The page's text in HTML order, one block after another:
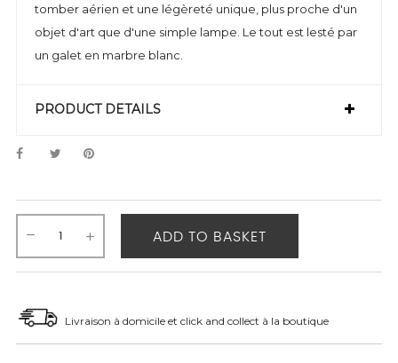
tomber aérien et une légèreté unique, plus proche d'un
objet d'art que d'une simple lampe. Le tout est lesté par
un galet en marbre blanc.
PRODUCT DETAILS
ADD TO BASKET
Livraison à domicile et click and collect à la boutique